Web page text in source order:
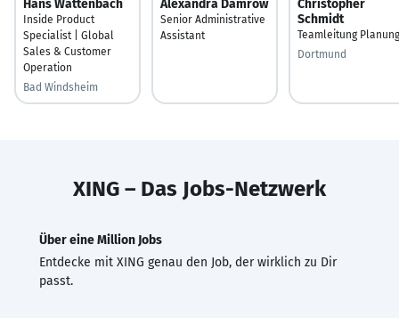
Hans Wattenbach
Inside Product
Specialist | Global
Sales & Customer
Operation
Bad Windsheim
Alexandra Damrow
Senior Administrative
Assistant
Christopher
Schmidt
Teamleitung Planung
Dortmund
XING – Das Jobs-Netzwerk
Über eine Million Jobs
Entdecke mit XING genau den Job, der wirklich zu Dir
passt.